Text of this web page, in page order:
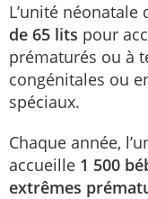
L’unité néonatale
de 65 lits pour
prématurés ou à
congénitales ou
spéciaux.
Chaque année,
accueille 1 500
extrêmes